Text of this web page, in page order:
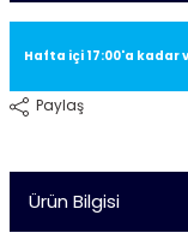
Hafta içi 17:00'a kadar
Paylaş
Ürün Bilgisi